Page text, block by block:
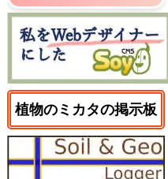
植物のミカタの掲示板